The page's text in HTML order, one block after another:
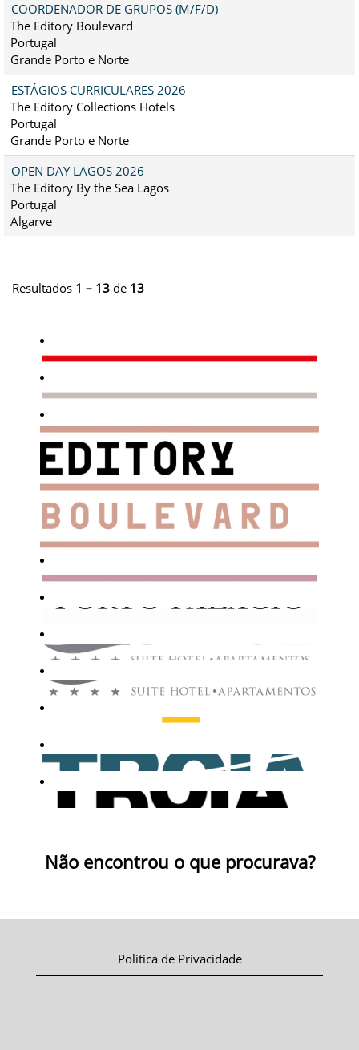
COORDENADOR DE GRUPOS (M/F/D)
The Editory Boulevard
Portugal
Grande Porto e Norte
ESTÁGIOS CURRICULARES 2026
The Editory Collections Hotels
Portugal
Grande Porto e Norte
OPEN DAY LAGOS 2026
The Editory By the Sea Lagos
Portugal
Algarve
Resultados 1 – 13 de 13
Não encontrou o que procurava?
Politica de Privacidade